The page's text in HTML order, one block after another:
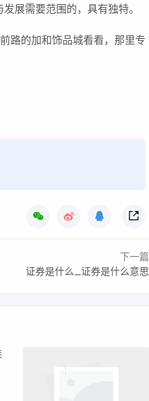
展需要范围的，具有独特。
路的加和饰品城看看，那里专
下一篇
证券是什么_证券是什么意思